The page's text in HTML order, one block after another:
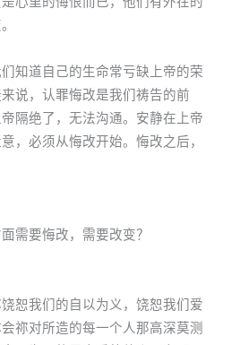
知道自己的生命常亏缺上帝的荣
说，认罪悔改是我们祷告的前
隔绝了，无法沟通。安静在上帝
，必须从悔改开始。悔改之后，
需要悔改，需要改变？
恕我们的自以为义，饶恕我们爱
祢对所造的每一个人那高深莫测